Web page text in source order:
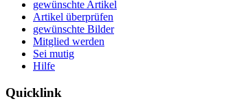
gewünschte Artikel
Artikel überprüfen
gewünschte Bilder
Mitglied werden
Sei mutig
Hilfe
Quicklink